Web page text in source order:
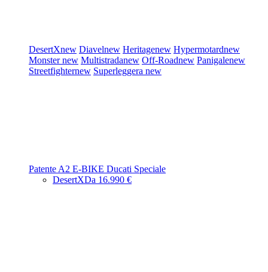
DesertXnew Diavelnew Heritagenew Hypermotardnew
Monsternew Multistradanew Off-Roadnew Panigalenew
Streetfighternew Superleggera new
Patente A2 E-BIKE Ducati Speciale
DesertXDa 16.990 €